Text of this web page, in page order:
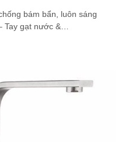
bám bẩn, luôn sáng
Tay gạt nước &…